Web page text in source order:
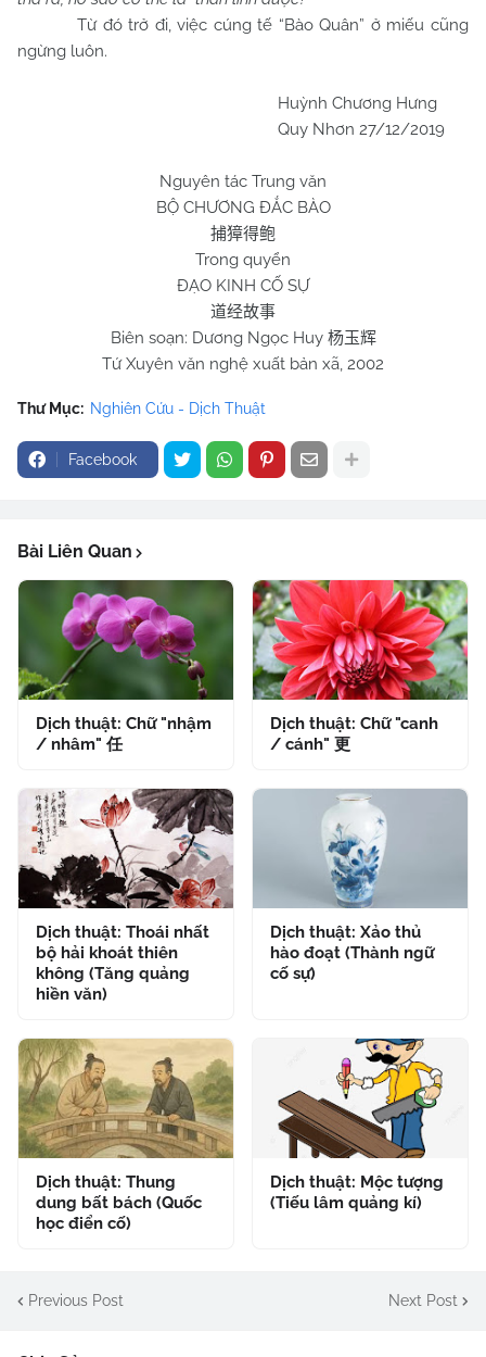
Từ đó trở đi, việc cúng tế “Bào Quân” ở miếu cũng
ngừng luôn.
Huỳnh Chương Hưng
Quy Nhơn 27/12/2019
Nguyên tác Trung văn
BỘ CHƯƠNG ĐẮC BÀO
捕獐得鲍
Trong quyển
ĐẠO KINH CỐ SỰ
道经故事
Biên soạn: Dương Ngọc Huy 杨玉辉
Tứ Xuyên văn nghệ xuất bản xã, 2002
Thư Mục: Nghiên Cứu - Dịch Thuật
Facebook
Bài Liên Quan
Dịch thuật: Chữ "nhậm
/ nhâm" 任
Dịch thuật: Chữ "canh
/ cánh" 更
Dịch thuật: Thoái nhất
bộ hải khoát thiên
không (Tăng quảng
hiền văn)
Dịch thuật: Xảo thủ
hào đoạt (Thành ngữ
cố sự)
Dịch thuật: Thung
dung bất bách (Quốc
học điển cố)
Dịch thuật: Mộc tượng
(Tiếu lâm quảng kí)
Previous Post Next Post